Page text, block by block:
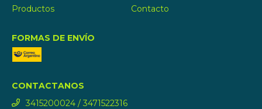
Productos Contacto
FORMAS DE ENVÍO
CONTACTANOS
3415200024 / 3471522316